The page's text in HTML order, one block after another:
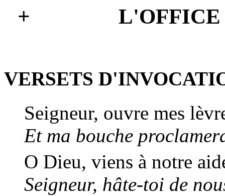
+ L'OFFICE
VERSETS
Seigneur, ouvre mes
Et ma bouche
O Dieu, viens à notre
Seigneur, hâte-toi de